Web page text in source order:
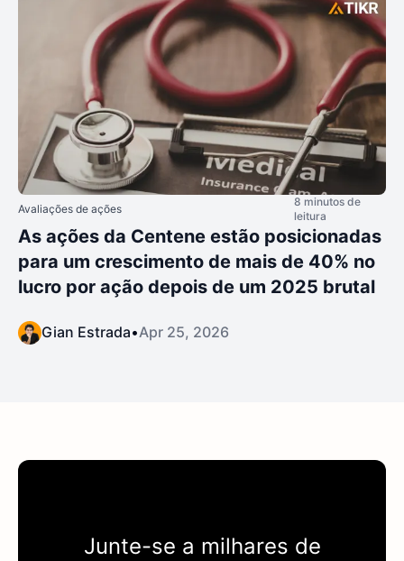
Avaliações de ações
8 minutos de
leitura
As ações da Centene estão posicionadas
para um crescimento de mais de 40% no
lucro por ação depois de um 2025 brutal
Gian Estrada•Apr 25, 2026
Junte-se a milhares de